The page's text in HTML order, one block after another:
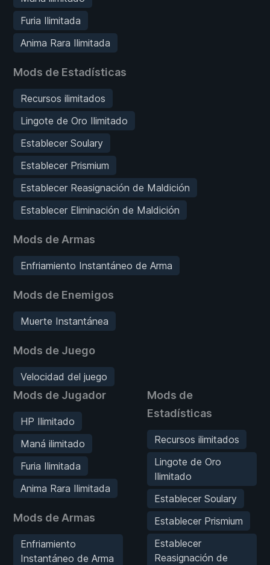
Furia Ilimitada
Anima Rara Ilimitada
Mods de Estadísticas
Recursos ilimitados
Lingote de Oro Ilimitado
Establecer Soulary
Establecer Prismium
Establecer Reasignación de Maldición
Establecer Eliminación de Maldición
Mods de Armas
Enfriamiento Instantáneo de Arma
Mods de Enemigos
Muerte Instantánea
Mods de Juego
Velocidad del juego
Mods de Jugador
HP Ilimitado
Maná ilimitado
Furia Ilimitada
Anima Rara Ilimitada
Mods de Armas
Enfriamiento
Instantáneo de Arma
Mods de
Estadísticas
Recursos ilimitados
Lingote de Oro
Ilimitado
Establecer Soulary
Establecer Prismium
Establecer
Reasignación de